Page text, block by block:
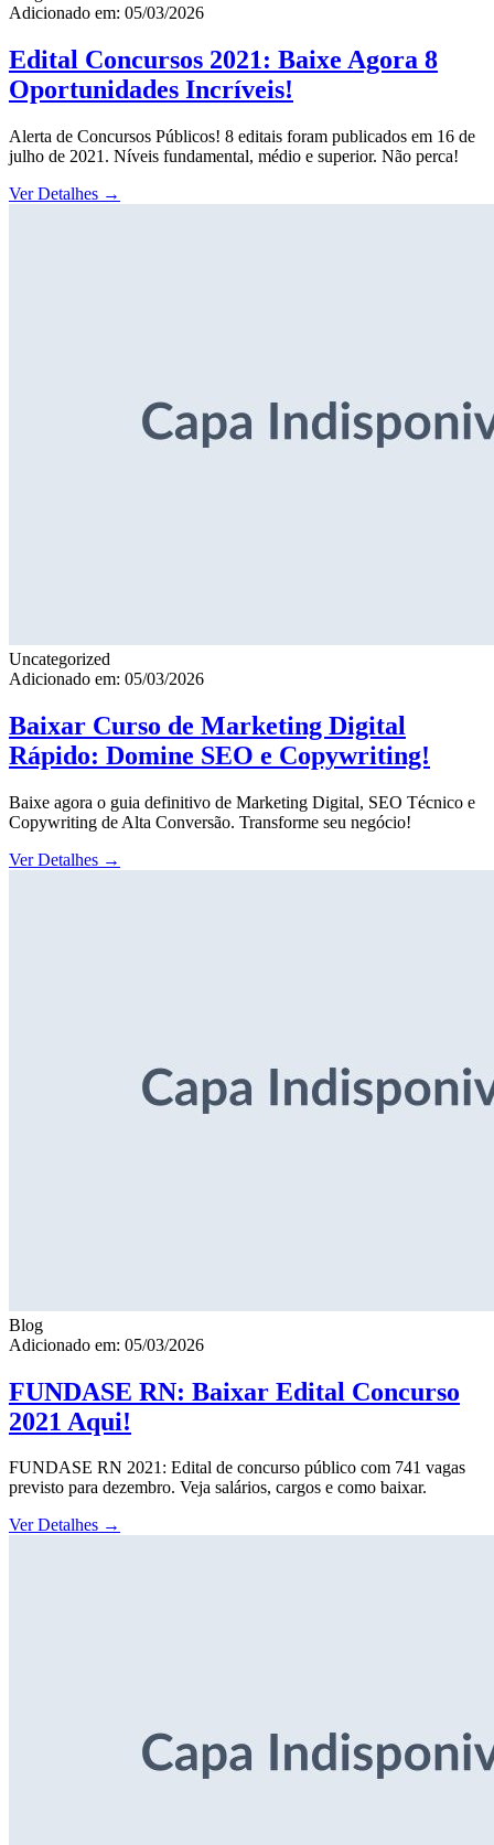
Adicionado em: 05/03/2026
Edital Concursos 2021: Baixe Agora 8
Oportunidades Incríveis!
Alerta de Concursos Públicos! 8 editais foram publicados em 16 de
julho de 2021. Níveis fundamental, médio e superior. Não perca!
Ver Detalhes →
Uncategorized
Adicionado em: 05/03/2026
Baixar Curso de Marketing Digital
Rápido: Domine SEO e Copywriting!
Baixe agora o guia definitivo de Marketing Digital, SEO Técnico e
Copywriting de Alta Conversão. Transforme seu negócio!
Ver Detalhes →
Blog
Adicionado em: 05/03/2026
FUNDASE RN: Baixar Edital Concurso
2021 Aqui!
FUNDASE RN 2021: Edital de concurso público com 741 vagas
previsto para dezembro. Veja salários, cargos e como baixar.
Ver Detalhes →